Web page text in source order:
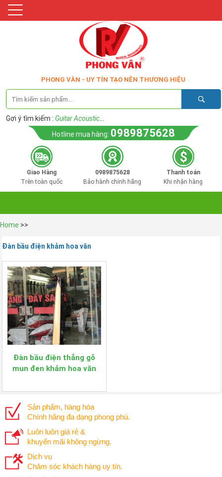
PHONG VÂN - UY TÍN TẠO NÊN THƯƠNG HIỆU
Gợi ý tìm kiếm : Guitar Acoustic
Hotline mua hàng: 0989875628
Giao Hàng
Trên toàn quốc
0989875628
Bảo hành chính hãng
Thanh toán
Khi nhận hàng
Home >>
Đàn bầu điện khảm hoa văn
Đàn bầu điện thẳng gỗ
mun đen khảm hoa văn
Sản phẩm, hàng hóa
Chính hãng đa dạng phong phú.
Luôn luôn giá rẻ &
khuyến mãi không ngừng.
Dịch vụ
Chăm sóc khách hàng uy tín.